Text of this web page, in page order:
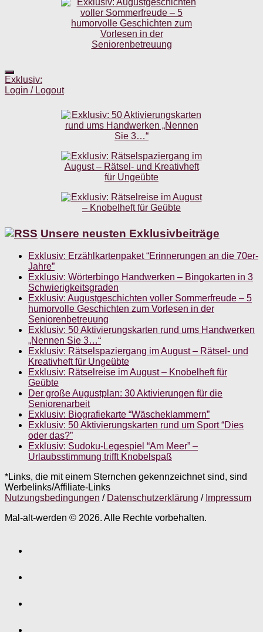
Exklusiv:
Login / Logout
Unsere neusten Exklusivbeiträge
Exklusiv: Erzählkartenpaket “Erinnerungen an die 70er-
Jahre”
Exklusiv: Wörterbingo Handwerken – Bingokarten in 3
Schwierigkeitsgraden
Exklusiv: Augustgeschichten voller Sommerfreude – 5
humorvolle Geschichten zum Vorlesen in der
Seniorenbetreuung
Exklusiv: 50 Aktivierungskarten rund ums Handwerken
„Nennen Sie 3…“
Exklusiv: Rätselspaziergang im August – Rätsel- und
Kreativheft für Ungeübte
Exklusiv: Rätselreise im August – Knobelheft für
Geübte
Der große Augustplan: 30 Aktivierungen für die
Seniorenarbeit
Exklusiv: Biografiekarte “Wäscheklammern”
Exklusiv: 50 Aktivierungskarten rund um Sport “Dies
oder das?”
Exklusiv: Sudoku-Legespiel “Am Meer” –
Urlaubsstimmung trifft Knobelspaß
*Links, die mit einem Sternchen gekennzeichnet sind, sind
Werbelinks/Affiliate-Links
Nutzungsbedingungen / Datenschutzerklärung / Impressum
Mal-alt-werden © 2026. Alle Rechte vorbehalten.